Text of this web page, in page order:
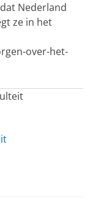
Nederland
ze in het
over-het-